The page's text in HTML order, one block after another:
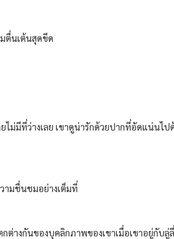
มตื่นเต้นสุดขีด
ไม่มีที่ว่างเลย เขาดูน่ารักด้วยปากที่อัดแน่นไป
ามชื่นชมอย่างเต็มที่
างกันของบุคลิกภาพของเขาเมื่อเขาอยู่กับลู่